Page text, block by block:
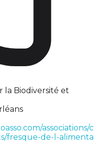
la Biodiversité et
associations/c
fresque-de-l-alimenta